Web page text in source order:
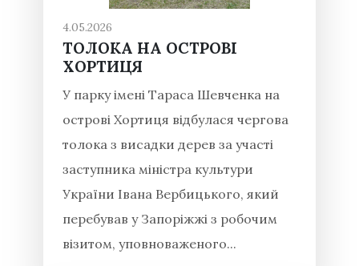
4.05.2026
ТОЛОКА НА ОСТРОВІ
ХОРТИЦЯ
У парку імені Тараса Шевченка на
острові Хортиця відбулася чергова
толока з висадки дерев за участі
заступника міністра культури
України Івана Вербицького, який
перебував у Запоріжжі з робочим
візитом, уповноваженого...